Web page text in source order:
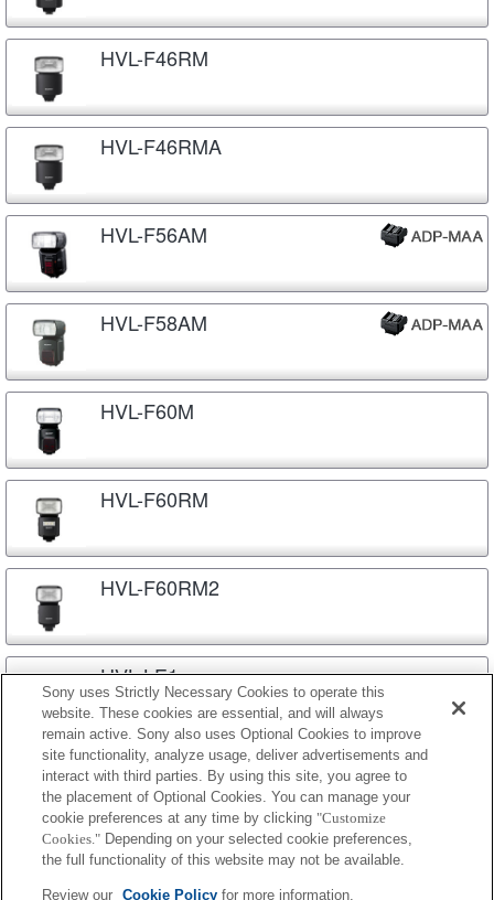
HVL-F46RM
HVL-F46RMA
HVL-F56AM
HVL-F58AM
HVL-F60M
HVL-F60RM
HVL-F60RM2
HVL-LE1
HVL-LEIR1
HVL-MT24AM
Sony uses Strictly Necessary Cookies to operate this
website. These cookies are essential, and will always
remain active. Sony also uses Optional Cookies to improve
site functionality, analyze usage, deliver advertisements and
interact with third parties. By using this site, you agree to
the placement of Optional Cookies. You can manage your
cookie preferences at any time by clicking "Customize
Cookies." Depending on your selected cookie preferences,
the full functionality of this website may not be available.
Review our Cookie Policyfor more information.